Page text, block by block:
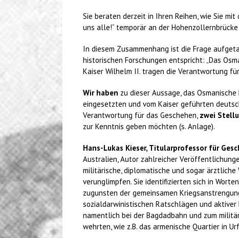
Sie beraten derzeit in Ihren Reihen, wie Sie
uns alle!“ temporär an der
In diesem Zusammenhang ist die Frage
historischen Forschungen entspricht: „Das
Kaiser Wilhelm II. tragen die Verantwortung
Wir haben zu dieser Aussage, das
eingesetzten und vom Kaiser geführten
Verantwortung für das Geschehen, zwei
zur Kenntnis geben möchten (s. Anlage).
Hans-Lukas Kieser, Titularprofessor für
Australien, Autor zahlreicher
militärische, diplomatische und sogar
verunglimpfen. Sie identifizierten sich in
zugunsten der gemeinsamen
sozialdarwinistischen Ratschlägen und
namentlich bei der Bagdadbahn und zum
wehrten, wie z.B. das armenische Quartier in